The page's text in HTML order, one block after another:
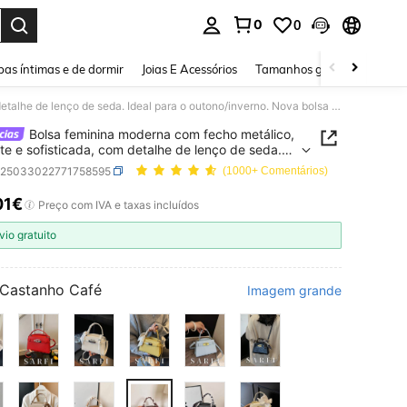
0 0
íntimas e de dormir Joias E Acessórios Tamanhos grandes
Bolsa feminina moderna com fecho metálico, elegante e sofisticada, com detalhe de lenço de seda. Ideal para o outono/inverno. Nova bolsa transversal de cor sólida com alça ajustável.
Bolsa feminina moderna com fecho metálico,
e sofisticada, com detalhe de lenço de seda.
o outono/inverno. Nova bolsa transversal de
com alça ajustável.
(1000+ Comentários)
AND AVAILABILITY
Preço com IVA e taxas incluídos
gratuito
Castanho Café Imagem grande